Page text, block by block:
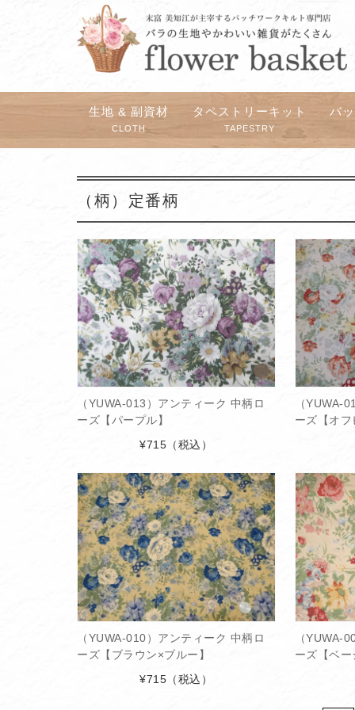
生地 & 副資材
CLOTH
タペストリーキット
TAPESTRY
バ
（柄）定番柄
（YUWA-013）アンティーク 中柄ロ
ーズ【パープル】
¥715 （税込）
（YUWA-
ーズ【オ
（YUWA-010）アンティーク 中柄ロ
ーズ【ブラウン×ブルー】
¥715 （税込）
（YUWA-
ーズ【ベー